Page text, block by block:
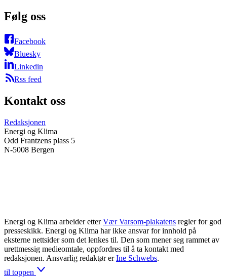
Følg oss
Facebook
Bluesky
Linkedin
Rss feed
Kontakt oss
Redaksjonen
Energi og Klima
Odd Frantzens plass 5
N-5008 Bergen
Energi og Klima arbeider etter Vær Varsom-plakatens regler for god
presseskikk. Energi og Klima har ikke ansvar for innhold på
eksterne nettsider som det lenkes til. Den som mener seg rammet av
urettmessig medieomtale, oppfordres til å ta kontakt med
redaksjonen. Ansvarlig redaktør er Ine Schwebs.
til toppen